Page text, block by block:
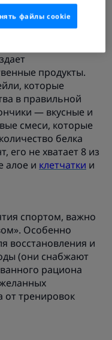
собой глобальную
во всем мире
продукты.
которые
в правильной
— вкусные и
смеси, которые
белка
его не хватает 8 из
алое и клетчатки и
спортом, важно
Особенно
восстановления и
(они снабжают
рациона
от тренировок
файлы cookie